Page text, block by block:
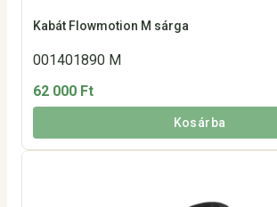
Kabát Flowmotion M sárga
001401890 M
62 000 Ft
Kosárba